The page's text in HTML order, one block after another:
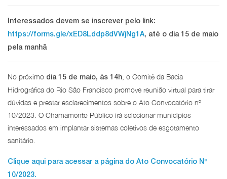
Interessados devem se inscrever pelo link:
https://forms.gle/xED8Lddp8dVWjNg1A, até o dia 15 de maio
pela manhã
No próximo dia 15 de maio, às 14h , o Comitê da Bacia
Hidrográfica do Rio São Francisco promove reunião virtual para tirar
dúvidas e prestar esclarecimentos sobre o Ato Convocatório nº
10/2023. O Chamamento Público irá selecionar municípios
interessados em implantar sistemas coletivos de esgotamento
sanitário.
Clique aqui para acessar a página do Ato Convocatório Nº
10/2023.